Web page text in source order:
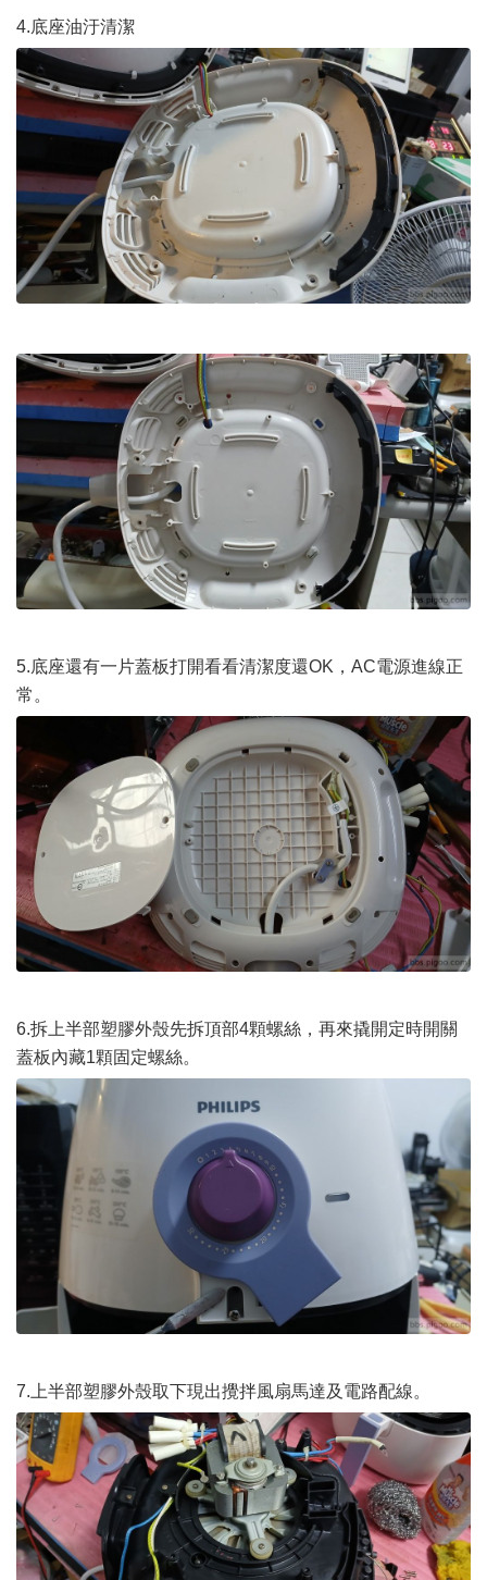
4.底座油汙清潔
5.底座還有一片蓋板打開看看清潔度還OK，AC電源進線正
常。
6.拆上半部塑膠外殼先拆頂部4顆螺絲，再來撬開定時開關
蓋板內藏1顆固定螺絲。
7.上半部塑膠外殼取下現出攪拌風扇馬達及電路配線。